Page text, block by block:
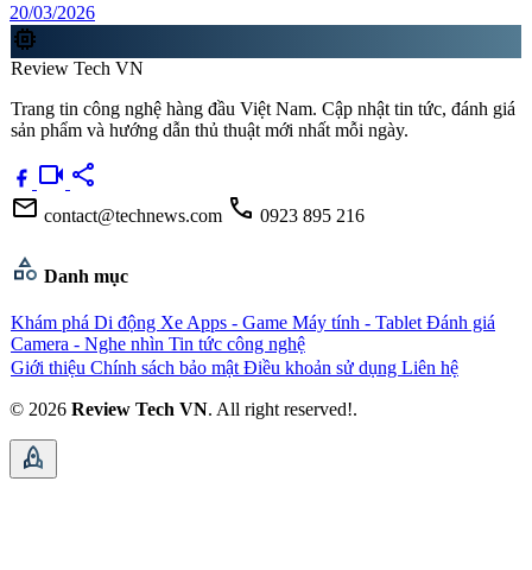
20/03/2026
memory
Review Tech VN
Trang tin công nghệ hàng đầu Việt Nam. Cập nhật tin tức, đánh giá
sản phẩm và hướng dẫn thủ thuật mới nhất mỗi ngày.
videocam share
mail contact@technews.com call 0923 895 216
category Danh mục
Khám phá Di động Xe Apps - Game Máy tính - Tablet Đánh giá
Camera - Nghe nhìn Tin tức công nghệ
Giới thiệu Chính sách bảo mật Điều khoản sử dụng Liên hệ
© 2026 Review Tech VN. All right reserved!.
rocket